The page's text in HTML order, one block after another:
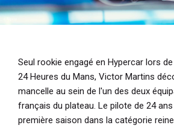
Seul rookie engagé en Hypercar lors
24 Heures du Mans, Victor Martins
mancelle au sein de l'un des deux
français du plateau. Le pilote de 24
première saison dans la catégorie